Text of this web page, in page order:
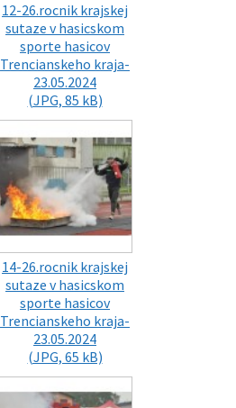
12-26.rocnik krajskej
sutaze v hasicskom
sporte hasicov
Trencianskeho kraja-
23.05.2024
(JPG, 85 kB)
14-26.rocnik krajskej
sutaze v hasicskom
sporte hasicov
Trencianskeho kraja-
23.05.2024
(JPG, 65 kB)